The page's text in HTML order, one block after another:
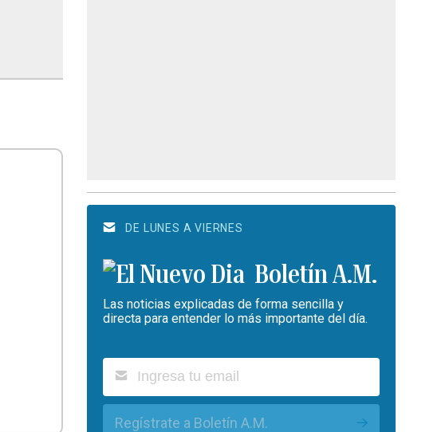
DE LUNES A VIERNES
Boletín A.M.
Las noticias explicadas de forma sencilla y
directa para entender lo más importante del día.
Regístrate a Boletín A.M.